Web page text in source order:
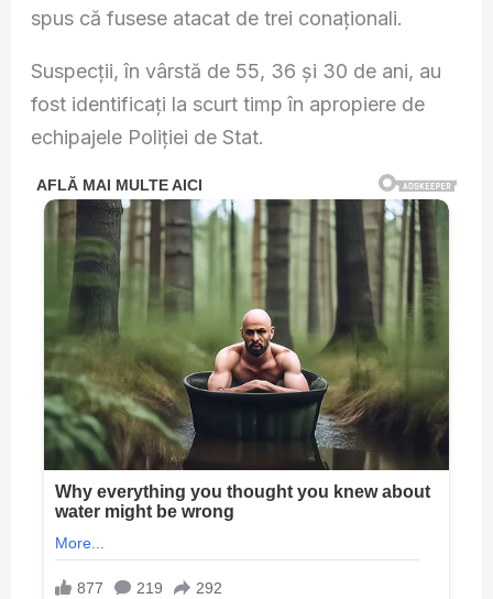
spus că fusese atacat de trei conaționali.
Suspecții, în vârstă de 55, 36 și 30 de ani, au
fost identificați la scurt timp în apropiere de
echipajele Poliției de Stat.